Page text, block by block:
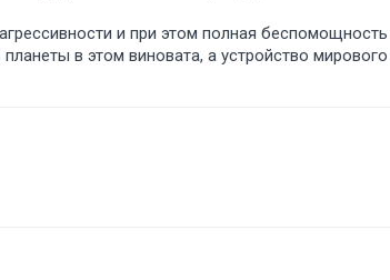
и при этом полная
в этом виновата, а устройство